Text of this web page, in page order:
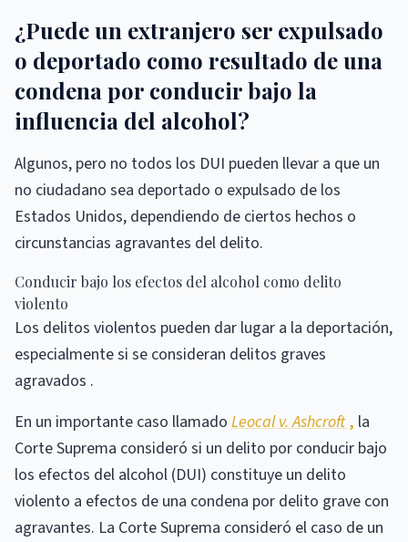
¿Puede un extranjero ser expulsado
o deportado como resultado de una
condena por conducir bajo la
influencia del alcohol?
Algunos, pero no todos los DUI pueden llevar a que un
no ciudadano sea deportado o expulsado de los
Estados Unidos, dependiendo de ciertos hechos o
circunstancias agravantes del delito.
Conducir bajo los efectos del alcohol como delito
violento
Los delitos violentos pueden dar lugar a la deportación,
especialmente si se consideran delitos graves
agravados .
En un importante caso llamado Leocal v. Ashcroft, la
Corte Suprema consideró si un delito por conducir bajo
los efectos del alcohol (DUI) constituye un delito
violento a efectos de una condena por delito grave con
agravantes. La Corte Suprema consideró el caso de un